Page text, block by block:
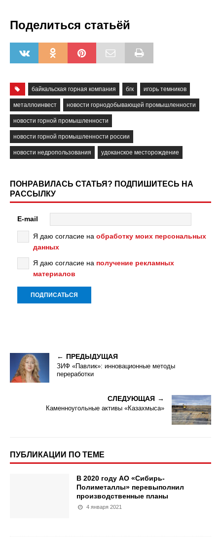
Поделиться статьёй
байкальская горная компания бгк игорь темников
металлоинвест новости горнодобывающей промышленности
новости горной промышленности
новости горной промышленности россии
новости недропользования удоканское месторождение
ПОНРАВИЛАСЬ СТАТЬЯ? ПОДПИШИТЕСЬ НА
РАССЫЛКУ
E-mail
Я даю согласие на обработку моих персональных
данных
Я даю согласие на получение рекламных
материалов
ПРЕДЫДУЩАЯ
ЗИФ «Павлик»: инновационные методы
переработки
СЛЕДУЮЩАЯ
Каменноугольные активы «Казахмыса»
ПУБЛИКАЦИИ ПО ТЕМЕ
В 2020 году АО «Сибирь-
Полиметаллы» перевыполнил
производственные планы
4 января 2021